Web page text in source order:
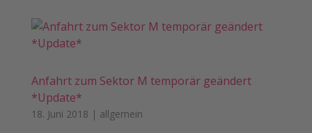
Anfahrt zum Sektor M temporär geändert
*Update*
18. Juni 2018 | allgemein